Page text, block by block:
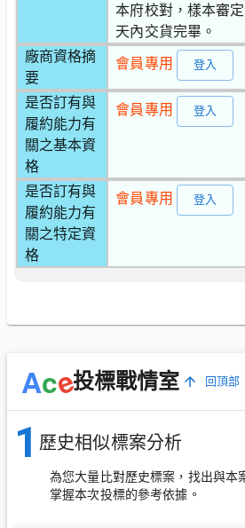
本府校對，樣本審
天內交貨完畢。
廠商資格摘
要
會員專用 登入
是否訂有與
履約能力有
關之基本資
格
會員專用 登入
是否訂有與
履約能力有
關之特定資
格
會員專用 登入
Ace投標戰情室 回頂部
1 歷史相似標案分析
為您大量比對歷史標案，找出與本
掌握本次投標的參考依據。